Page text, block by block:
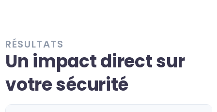
RÉSULTATS
Un impact direct sur
votre sécurité